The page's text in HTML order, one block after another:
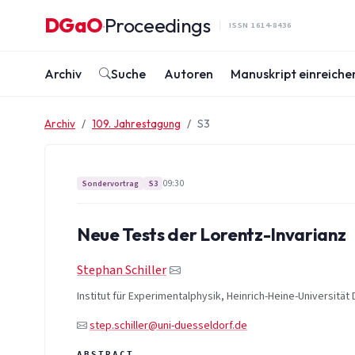
DGaO·Proceedings ISSN 1614-8436
Archiv Suche Autoren Manuskript
Archiv 109. Jahrestagung S3
Sondervortrag S3 09:30
Neue Tests der Lorentz-Invarianz
Stephan Schiller
Institut für Experimentalphysik, Heinrich-Heine-Universität
step.schiller@uni-duesseldorf.de